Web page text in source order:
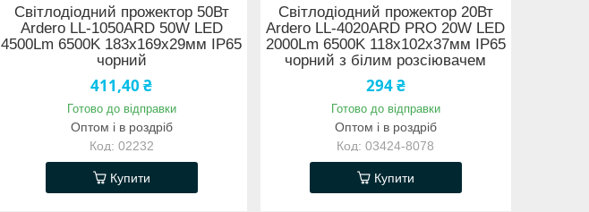
Світлодіодний прожектор 50Вт
Ardero LL-1050ARD 50W LED
4500Lm 6500K 183x169x29мм IP65
чорний
411,40 ₴
Готово до відправки
Оптом і в роздріб
02232
Купити
Світлодіодний прожектор 20Вт
Ardero LL-4020ARD PRO 20W LED
2000Lm 6500K 118х102х37мм IP65
чорний з білим розсіювачем
294 ₴
Готово до відправки
Оптом і в роздріб
03424-8078
Купити